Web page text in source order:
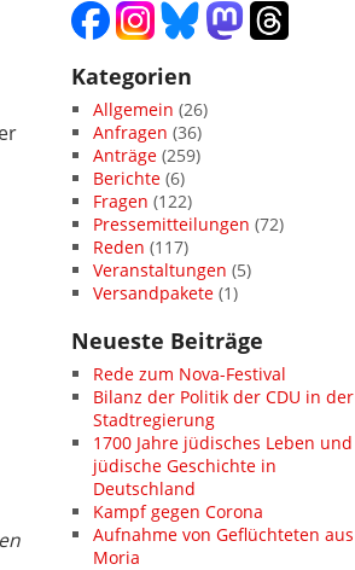
Kategorien
Allgemein (26)
Anfragen (36)
Anträge (259)
Berichte (6)
Fragen (122)
Pressemitteilungen (72)
Reden (117)
Veranstaltungen (5)
Versandpakete (1)
Neueste Beiträge
Rede zum Nova-Festival
Bilanz der Politik der CDU in der
Stadtregierung
1700 Jahre jüdisches Leben und
jüdische Geschichte in
Deutschland
Kampf gegen Corona
Aufnahme von Geflüchteten aus
Moria